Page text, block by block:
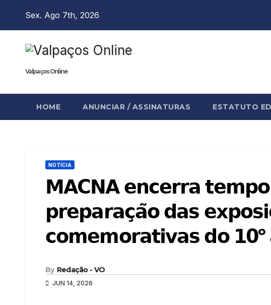
Sex. Ago 7th, 2026
Valpaços Online
HOME ANUNCIAR / ASSINATURAS ESTATUTO
NOTÍCIA
𝗠𝗔𝗖𝗡𝗔 𝗲𝗻𝗰𝗲𝗿𝗿𝗮
𝗽𝗿𝗲𝗽𝗮𝗿𝗮𝗰̧𝗮̃𝗼 𝗱𝗮𝘀
𝗰𝗼𝗺𝗲𝗺𝗼𝗿𝗮𝘁𝗶𝘃𝗮𝘀 𝗱𝗼 𝟭𝟬º
By Redação - VO
JUN 14, 2026